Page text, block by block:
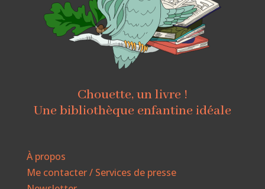
Chouette, un livre !
Une bibliothèque enfantine idéale
À propos
Me contacter / Services de presse